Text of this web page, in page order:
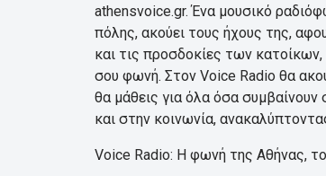
athensvoice.gr. Ένα μουσικό
πόλης, ακούει τους ήχους της,
και τις προσδοκίες των
σου φωνή. Στον Voice Radio θα
θα μάθεις για όλα όσα
και στην κοινωνία,
Voice Radio: Η φωνή της Αθήνας,